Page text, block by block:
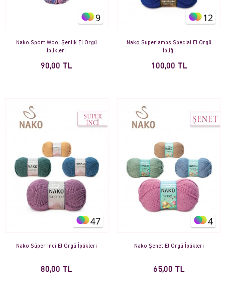
9
Nako Sport Wool Şenlik El Örgü
İplikleri
90,00 TL
12
Nako Superlambs Special El Örgü
İpliği
100,00 TL
47
Nako Süper İnci El Örgü İplikleri
80,00 TL
4
Nako Şenet El Örgü İplikleri
65,00 TL